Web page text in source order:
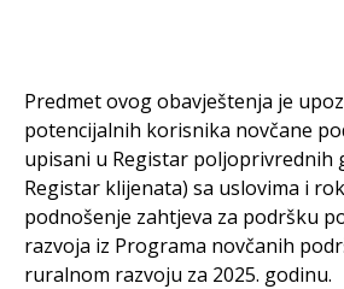
Predmet ovog obavještenja je
potencijalnih korisnika novčane
upisani u Registar poljoprivrednih
Registar klijenata) sa uslovima i
podnošenje zahtjeva za podršku
razvoja iz Programa novčanih
ruralnom razvoju za 2025. godinu.